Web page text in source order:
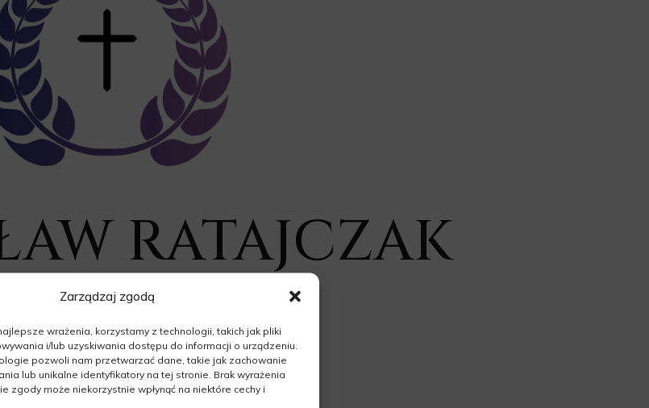
Zarządzaj zgodą
wrażenia, korzystamy z technologii, takich jak pliki
i/lub uzyskiwania dostępu do informacji o urządzeniu.
pozwoli nam przetwarzać dane, takie jak zachowanie
lub unikalne identyfikatory na tej stronie. Brak wyrażenia
zgody może niekorzystnie wpłynąć na niektóre cechy i
RATAJCZAK
28.05.1953 - 22.02.2026
Wiek: 72 lata